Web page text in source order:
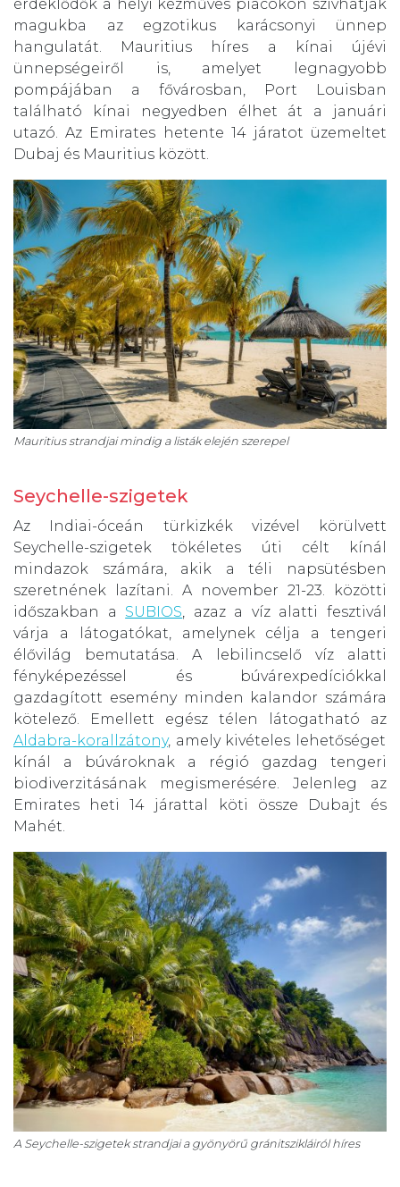
érdeklődők a helyi kézműves piacokon szívhatják
magukba az egzotikus karácsonyi ünnep
hangulatát. Mauritius híres a kínai újévi
ünnepségeiről is, amelyet legnagyobb
pompájában a fővárosban, Port Louisban
található kínai negyedben élhet át a januári
utazó. Az Emirates hetente 14 járatot üzemeltet
Dubaj és Mauritius között.
Mauritius strandjai mindig a listák elején szerepel
Seychelle-szigetek
Az Indiai-óceán türkizkék vizével körülvett
Seychelle-szigetek tökéletes úti célt kínál
mindazok számára, akik a téli napsütésben
szeretnének lazítani. A november 21-23. közötti
időszakban a SUBIOS , azaz a víz alatti fesztivál
várja a látogatókat, amelynek célja a tengeri
élővilág bemutatása. A lebilincselő víz alatti
fényképezéssel és búvárexpedíciókkal
gazdagított esemény minden kalandor számára
kötelező. Emellett egész télen látogatható az
Aldabra-korallzátony, amely kivételes lehetőséget
kínál a búvároknak a régió gazdag tengeri
biodiverzitásának megismerésére. Jelenleg az
Emirates heti 14 járattal köti össze Dubajt és
Mahét.
A Seychelle-szigetek strandjai a gyönyörű gránitszikláiról híres